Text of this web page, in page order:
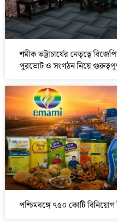
শমীক ভট্টাচার্যের নেতৃত্বে
পুরভোট ও সংগঠন নিয়ে
পশ্চিমবঙ্গে ৭৫০ কোটি বিনিয়োগ